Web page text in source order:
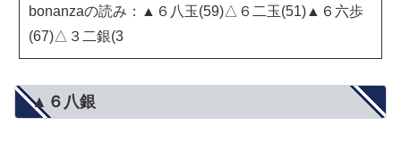
bonanzaの読み：▲６八玉(59)△６二玉(51)▲６六歩
(67)△３二銀(3
▲６八銀